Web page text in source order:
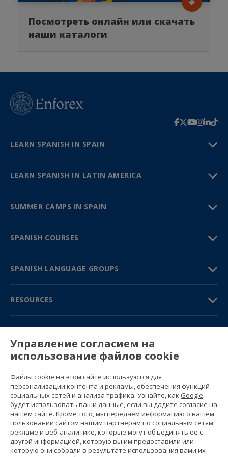
Посмотреть онлайн или скачать
наши каталоги
LEARN SPANISH IN SPAIN
LEARN SPANISH IN LATIN AMERICA
SUMMER CAMPS IN SPAIN
SPANISH COURSES
SPANISH LANGUAGE GROUPS
RESOURCES
TRAVEL GUIDE
PARTNERS
Contact us
Prices & brochures
(+34) 91 594 37 76
Gustavo Fernández Balbuena, 11
28002 Madrid, Spain
Sitemap
General conditions
Управление согласием на
использование файлов cookie
Файлы cookie на этом сайте используются для
персонализации контента и рекламы, обеспечения функций
социальных сетей и анализа трафика. Узнайте, как Google
будет использовать ваши данные, если вы дадите согласие на
нашем сайте. Кроме того, мы передаем информацию о вашем
пользовании сайтом нашим партнерам по социальным сетям,
рекламе и веб-аналитике, которые могут объединять ее с
другой информацией, которую вы им предоставили или
которую они собрали в результате использования вами их